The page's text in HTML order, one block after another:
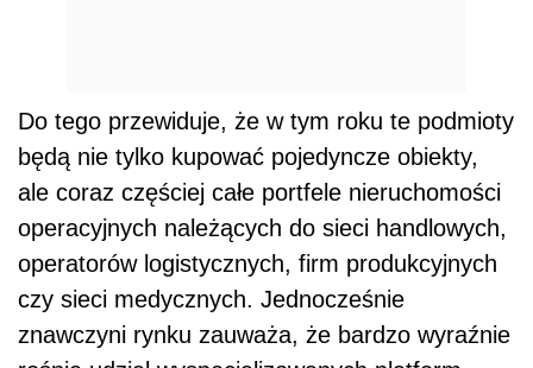
Do tego przewiduje, że w tym roku te podmioty
będą nie tylko kupować pojedyncze obiekty,
ale coraz częściej całe portfele nieruchomości
operacyjnych należących do sieci handlowych,
operatorów logistycznych, firm produkcyjnych
czy sieci medycznych. Jednocześnie
znawczyni rynku zauważa, że bardzo wyraźnie